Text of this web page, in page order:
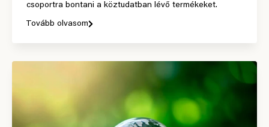
csoportra bontani a köztudatban lévő termékeket.
Tovább olvasom